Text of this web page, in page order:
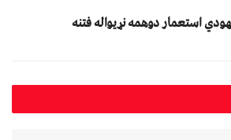
استعمار دوهمه نړیواله فتنه